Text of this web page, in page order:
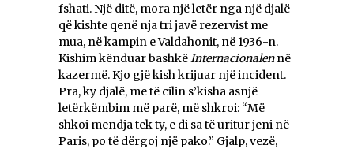
fshati. Një ditë, mora një letër nga një djalë
që kishte qenë nja tri javë rezervist me
mua, në kampin e Valdahonit, në 1936-n.
Kishim kënduar bashkëInternacionalennë
kazermë. Kjo gjë kish krijuar një incident.
Pra, ky djalë, me të cilin s’kisha asnjë
letërkëmbim më parë, më shkroi: “Më
shkoi mendja tek ty, e di sa të uritur jeni në
Paris, po të dërgoj një pako.” Gjalp, vezë,